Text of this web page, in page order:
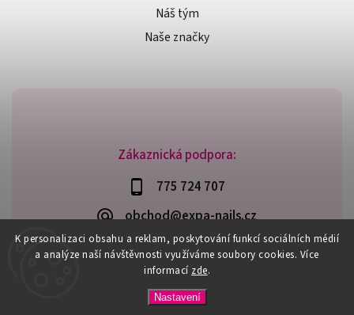
K personalizaci obsahu a reklam, poskytování funkcí sociálních médií
a analýze naší návštěvnosti využíváme soubory cookies. Více
informací zde.
Nastavení
Zákaznická podpora:
775 724 707
obchod@expa-nails.cz
Náš tým
Naše značky
Expanails.cz. Všechna práva vyhrazena.
Upravit nastavení cookies